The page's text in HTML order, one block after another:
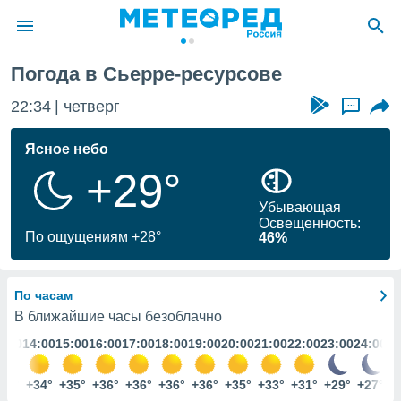
о
Вы можете
к этому
доступ
Погода в Сьерре-ресурсове
22:34 четверг ...
Ясное небо
+29°
По ощущениям +28°
Убывающая
Освещенность:
46%
По часам
В ближайшие часы безоблачно
14:00
+34°
15:00
+35°
16:00
+36°
17:00
+36°
18:00
+36°
19:00
+36°
20:00
+35°
21:00
+33°
22:00
+31°
23:00
+29°
24:00
+27°